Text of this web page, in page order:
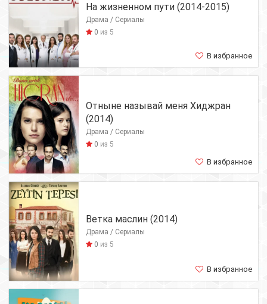
На жизненном пути (2014-2015)
Драма / Сериалы
0 из 5
В избранное
Отныне называй меня Хиджран
(2014)
Драма / Сериалы
0 из 5
В избранное
Ветка маслин (2014)
Драма / Сериалы
0 из 5
В избранное